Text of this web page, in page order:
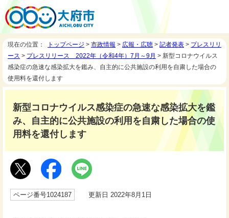
現在の位置： トップページ > 市政情報 > 広報・広聴 > 記者発表 > プレスリリ
ース > プレスリリース 2022年（令和4年）7月～9月 > 新型コロナウイルス
感染症の急速な感染拡大を鑑み、自主的に公共施設の利用を自粛した場合の
使用料を還付します
新型コロナウイルス感染症の急速な感染拡大を鑑
み、自主的に公共施設の利用を自粛した場合の使
用料を還付します
ページ番号1024187 更新日 2022年8月1日